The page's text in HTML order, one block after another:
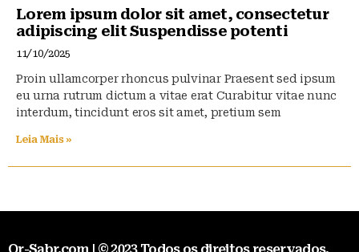
Lorem ipsum dolor sit amet, consectetur
adipiscing elit Suspendisse potenti
11/10/2025
Proin ullamcorper rhoncus pulvinar Praesent sed ipsum
eu urna rutrum dictum a vitae erat Curabitur vitae nunc
interdum, tincidunt eros sit amet, pretium sem
Leia Mais »